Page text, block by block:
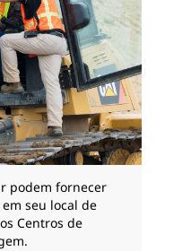
podem fornecer
seu local de
Centros de